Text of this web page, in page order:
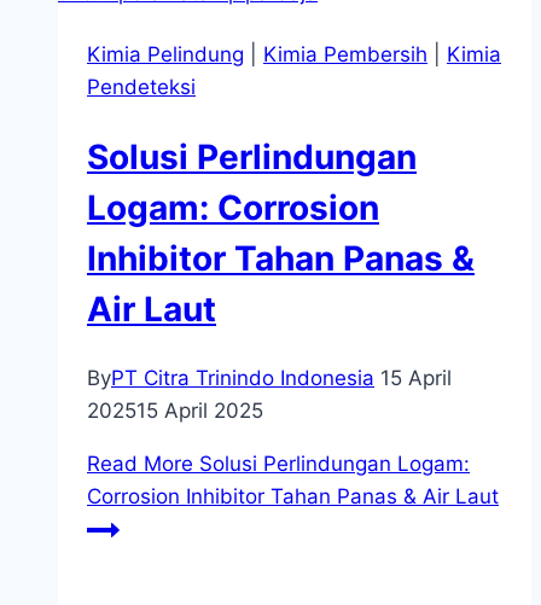
Kimia Pelindung Kimia Pembersih
Kimia
Pendeteksi
Solusi Perlindungan
Logam: Corrosion
Inhibitor Tahan Panas &
Air Laut
ByPT Citra Trinindo Indonesia 15 April
202515 April 2025
Read More Solusi Perlindungan Logam:
Corrosion Inhibitor Tahan Panas & Air Laut